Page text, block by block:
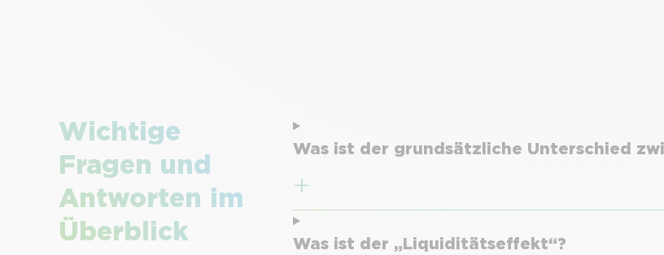
Wichtige
Fragen und
Antworten im
Überblick
Was ist der grundsätzliche Unterschied
Was ist der „Liquiditätseffekt“?